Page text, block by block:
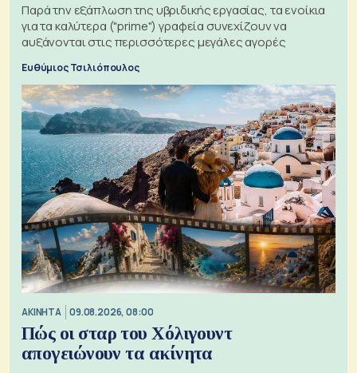
Παρά την εξάπλωση της υβριδικής εργασίας, τα ενοίκια
για τα καλύτερα ("prime") γραφεία συνεχίζουν να
αυξάνονται στις περισσότερες μεγάλες αγορές
Ευθύμιος Τσιλιόπουλος
ΑΚΙΝΗΤΑ 09.08.2026, 08:00
Πώς οι σταρ του Χόλιγουντ
απογειώνουν τα ακίνητα